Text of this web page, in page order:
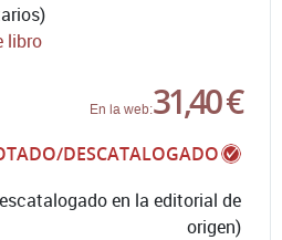
libro
En la web:31,40 €
DESCATALOGADO
en la editorial de
origen)